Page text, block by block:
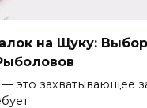
на Щуку: Выбор
это захватывающее